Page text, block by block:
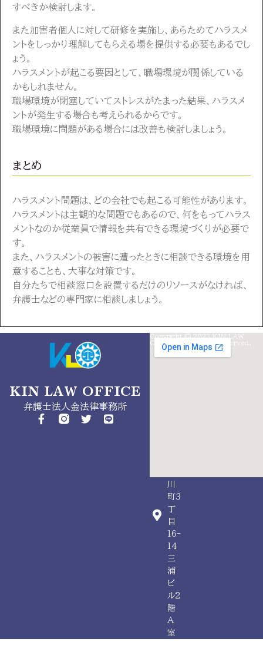
すべきか検討します。
また加害者個人に対して研修を実施し、あらためてハラスメ
ントをしっかり理解してもらえる場を提供する必要もあるでし
ょう。
ハラスメントが起こる要因として、職場環境が関係している
かもしれません。
職場環境が閉塞していてストレスがたまった結果、ハラスメ
ントが発生する場合も考えられるからです。
職場環境に問題がある場合には改善も検討しましょう。
まとめ
ハラスメント問題は、どの会社でも起こる可能性があります。
ハラスメントは主観的な問題でもあるので、何をもってハラス
メントなのか従業員で情報を共有できる環境づくりが必要で
す。
また、ハラスメントの被害に遭ったときに相談できる環境を用
意することも、大事な対策です。
自分たちで相談窓口を設置するだけのリソースがなければ、
弁護士などの専門家に相談しましょう。
KIN LAW OFFICE
弁護士法人金法律事務所
info@kinlaw.jp
050-
川
町3
丁
目
16-
14
三
浦
ビ
ル2
階
A
室
Copyright © 2023 KIN LAW
OffICES. All Rights Reserved.